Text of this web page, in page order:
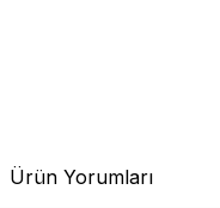
Ürün Yorumları